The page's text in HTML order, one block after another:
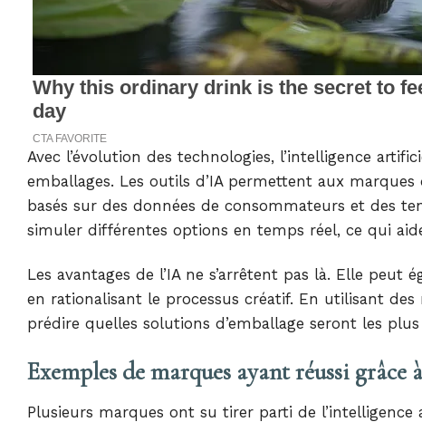
Avec l’évolution des technologies, l’intelligence
emballages. Les outils d’IA permettent aux
basés sur des données de consommateurs et des
simuler différentes options en temps réel, ce qui
Les avantages de l’IA ne s’arrêtent pas là. Elle
en rationalisant le processus créatif. En utilisant
prédire quelles solutions d’emballage seront les
Exemples de marques ayant réussi grâce
Plusieurs marques ont su tirer parti de